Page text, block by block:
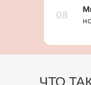
08
ЧТО